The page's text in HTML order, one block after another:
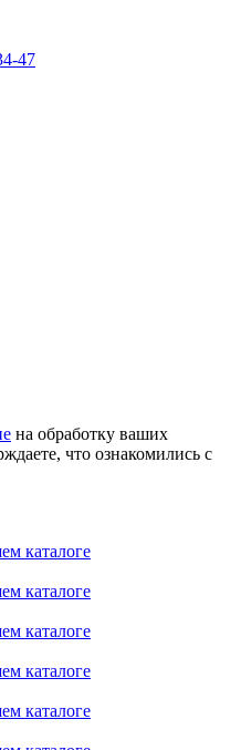
47
на обработку ваших
что ознакомились с
каталоге
каталоге
каталоге
каталоге
каталоге